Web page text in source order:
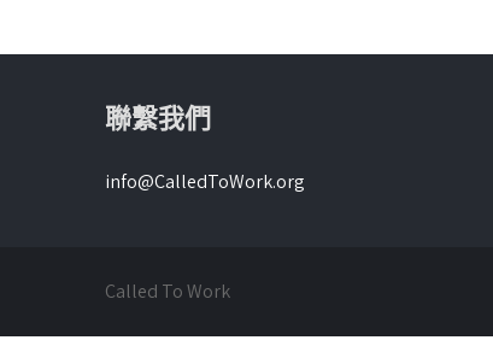
聯繫我們
info@CalledToWork.org
Called To Work